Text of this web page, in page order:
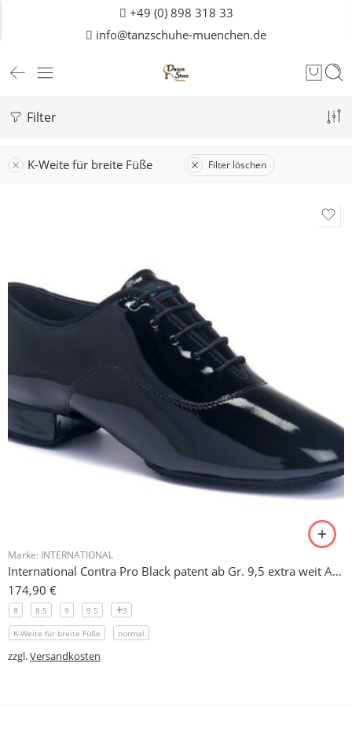
+49 (0) 898 318 33
info@tanzschuhe-muenchen.de
Filter
K-Weite für breite Füße Filter löschen
Marke: INTERNATIONAL
International Contra Pro Black patent ab Gr. 9,5 extra weit Abs. 2,5 cm
174,90 €
8 8.5 9 9.5 3
K-Weite für breite Füße normal
zzgl.Versandkosten